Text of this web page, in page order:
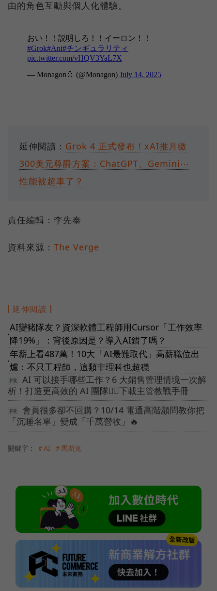
由的角色互動與個人化體驗。
延伸閱讀： Grok 4 正式發布！xAI推月繳
300美元尊爵方案：ChatGPT、Gemini⋯
性能被超車了？
責任編輯：李先泰
資料來源： The Verge
延伸閱讀
●
AI變豬隊友？資深軟體工程師用Cursor「工作效率
降19%」：背後原因是？導入AI錯了嗎？
●
年薪上看487萬！10大「AI最難取代」高薪職位出
爐：不只工程師，這類非理科也超穩
AI 可以接手哪些工作？6 大銷售管理情境一次解
析！打造更高效的 AI 團隊👉🏻下載主管教戰手冊
會員很多卻不回購？10/14 電通高階顧問教你把
「沉睡名單」變成「千萬營收」🔥
關鍵字： ＃AI ＃馬斯克